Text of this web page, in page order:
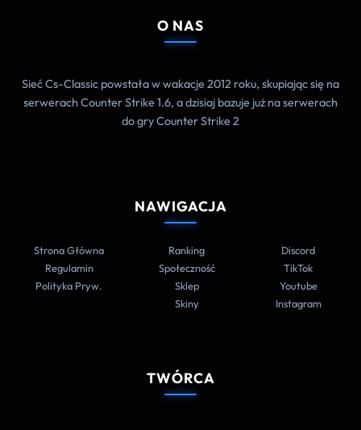
O NAS
Sieć Cs-Classic powstała w wakacje 2012 roku, skupiając się na
serwerach Counter Strike 1.6, a dzisiaj bazuje już na serwerach
do gry Counter Strike 2
NAWIGACJA
Strona Główna
Regulamin
Polityka Pryw.
Ranking
Społeczność
Sklep
Skiny
Discord
TikTok
Youtube
Instagram
TWÓRCA